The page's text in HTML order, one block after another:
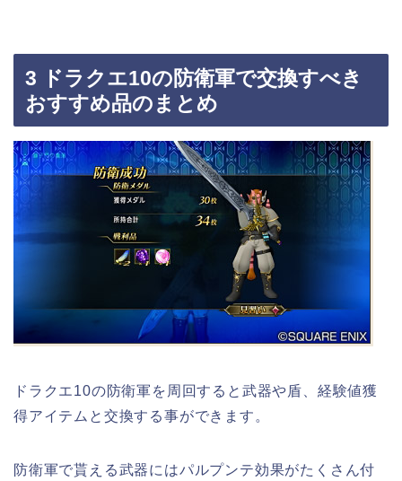
3 ドラクエ10の防衛軍で交換すべき
おすすめ品のまとめ
ドラクエ10の防衛軍を周回すると武器や盾、経験値獲
得アイテムと交換する事ができます。
防衛軍で貰える武器にはパルプンテ効果がたくさん付